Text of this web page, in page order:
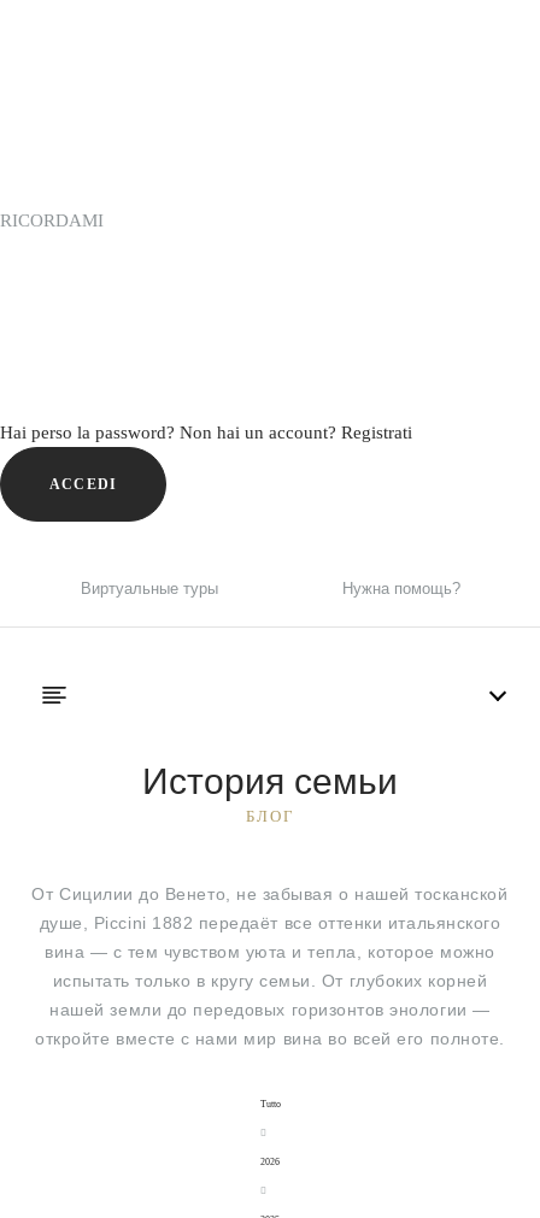
RICORDAMI
Hai perso la password? Non hai un account? Registrati
ACCEDI
Виртуальные туры Нужна помощь?
История семьи
БЛОГ
От Сицилии до Венето, не забывая о нашей тосканской
душе, Piccini 1882 передаёт все оттенки итальянского
вина — с тем чувством уюта и тепла, которое можно
испытать только в кругу семьи. От глубоких корней
нашей земли до передовых горизонтов энологии —
откройте вместе с нами мир вина во всей его полноте.
Tutto
2026